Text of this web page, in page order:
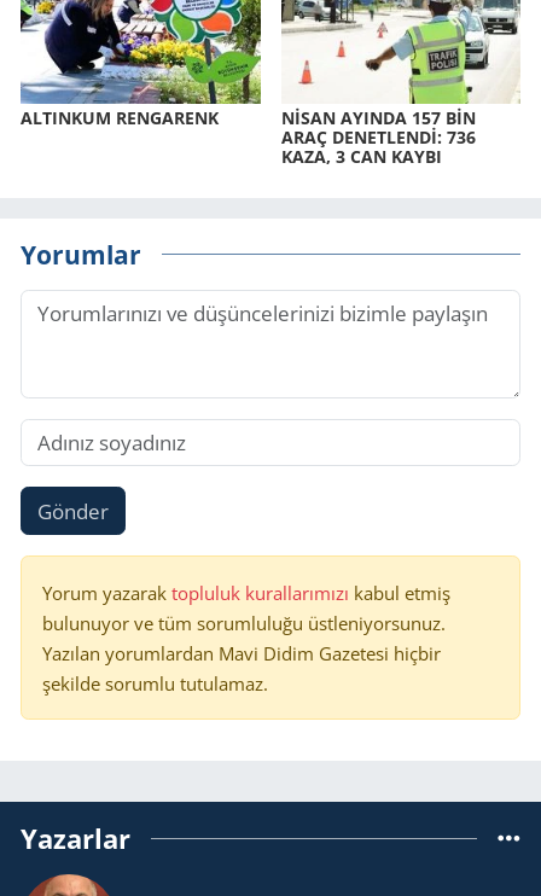
AL­TIN­KUM REN­GA­RENK
NİSAN AYIN­DA 157 BİN
ARAÇ DE­NET­LENDİ: 736
KAZA, 3 CAN KAYBI
Yorumlar
Gönder
Yorum yazarak topluluk kurallarımızı kabul etmiş
bulunuyor ve tüm sorumluluğu üstleniyorsunuz.
Yazılan yorumlardan Mavi Didim Gazetesi hiçbir
şekilde sorumlu tutulamaz.
Yazarlar